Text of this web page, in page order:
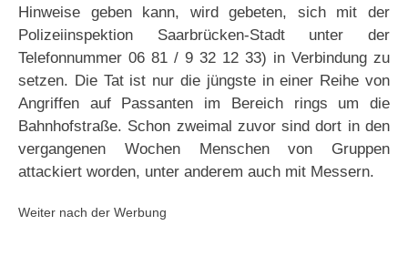
Hinweise geben kann, wird gebeten, sich mit der
Polizeiinspektion Saarbrücken-Stadt unter der
Telefonnummer 06 81 / 9 32 12 33) in Verbindung zu
setzen. Die Tat ist nur die jüngste in einer Reihe von
Angriffen auf Passanten im Bereich rings um die
Bahnhofstraße. Schon zweimal zuvor sind dort in den
vergangenen Wochen Menschen von Gruppen
attackiert worden, unter anderem auch mit Messern.
Weiter nach der Werbung